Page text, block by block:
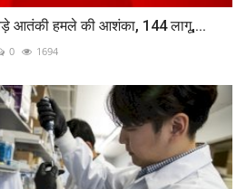
आतंकी हमले की आशंका, 144 लागू,...
0 1694